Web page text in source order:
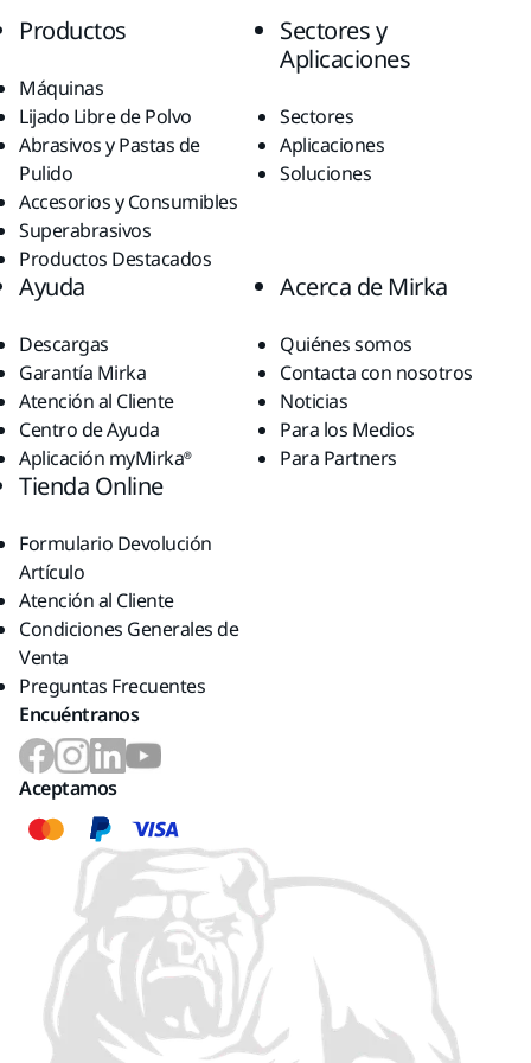
Productos
Máquinas
Lijado Libre de Polvo
Abrasivos y Pastas de
Pulido
Accesorios y Consumibles
Superabrasivos
Productos Destacados
Sectores y
Aplicaciones
Sectores
Aplicaciones
Soluciones
Ayuda
Descargas
Garantía Mirka
Atención al Cliente
Centro de Ayuda
Aplicación myMirka®
Acerca de Mirka
Quiénes somos
Contacta con nosotros
Noticias
Para los Medios
Para Partners
Tienda Online
Formulario Devolución
Artículo
Atención al Cliente
Condiciones Generales de
Venta
Preguntas Frecuentes
Encuéntranos
Aceptamos